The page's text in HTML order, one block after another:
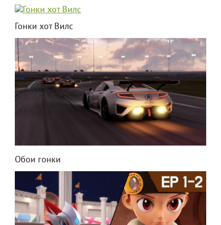
Гонки хот Вилс
Обои гонки